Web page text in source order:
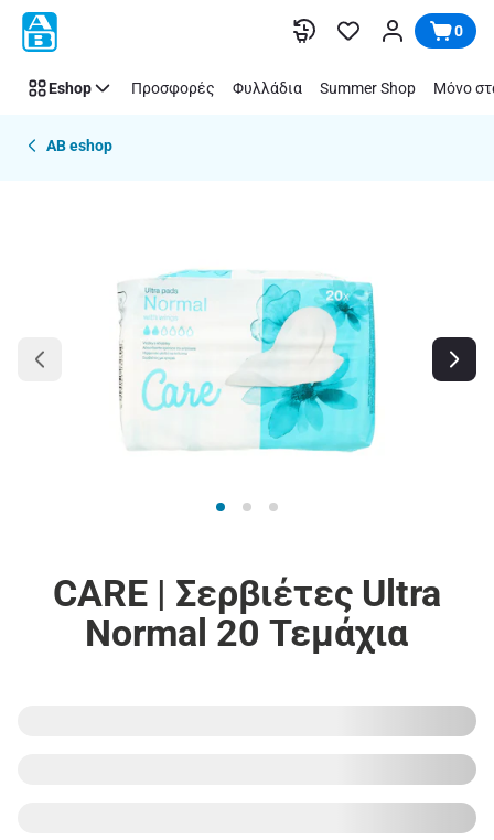
Παράλειψη 0
Eshop Προσφορές Φυλλάδια Summer Shop Μόνο
AB eshop
CARE | Σερβιέτες Ultra
Normal 20 Τεμάχια